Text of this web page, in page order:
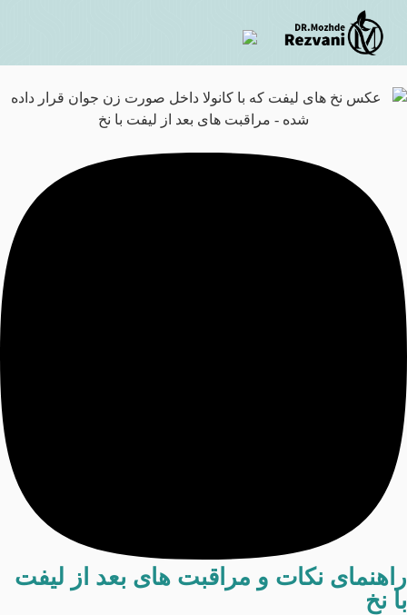
راهنمای نکات و مراقبت های بعد از لیفت
با نخ